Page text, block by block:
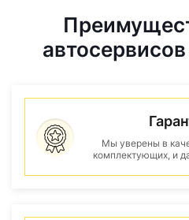
Мы уверены в
комплектующих, и